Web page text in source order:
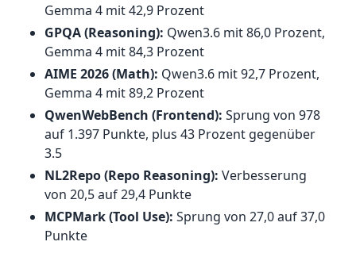
Gemma 4 mit 42,9 Prozent
GPQA (Reasoning): Qwen3.6 mit 86,0 Prozent,
Gemma 4 mit 84,3 Prozent
AIME 2026 (Math): Qwen3.6 mit 92,7 Prozent,
Gemma 4 mit 89,2 Prozent
QwenWebBench (Frontend): Sprung von 978
auf 1.397 Punkte, plus 43 Prozent gegenüber
3.5
NL2Repo (Repo Reasoning): Verbesserung
von 20,5 auf 29,4 Punkte
MCPMark (Tool Use): Sprung von 27,0 auf 37,0
Punkte